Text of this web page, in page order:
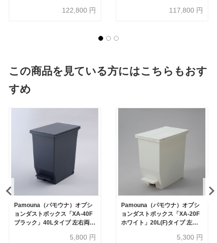
収納下引出しタイプ 全3色
122,800 円
納下オープンタイプ 全3色
117,800 円
この商品を見ている方にはこちらもおす
すめ
Pamouna（パモウナ）オプシ
ョンダストボックス「XA-40F
ブラック」40Lタイプ 左右両開
5,800 円
Pamouna（パモウナ）オプシ
ョンダストボックス「XA-20F
ホワイト」20L(F)タイプ 左右
5,300 円